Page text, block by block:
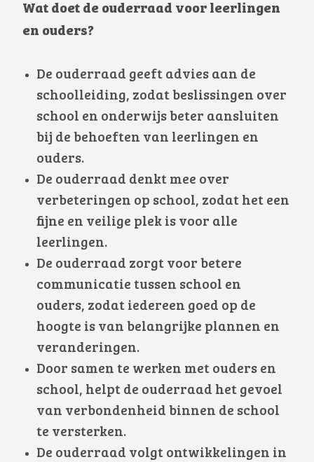
Wat doet de ouderraad voor leerlingen
en ouders?
De ouderraad geeft advies aan de
schoolleiding, zodat beslissingen over
school en onderwijs beter aansluiten
bij de behoeften van leerlingen en
ouders.
De ouderraad denkt mee over
verbeteringen op school, zodat het een
fijne en veilige plek is voor alle
leerlingen.
De ouderraad zorgt voor betere
communicatie tussen school en
ouders, zodat iedereen goed op de
hoogte is van belangrijke plannen en
veranderingen.
Door samen te werken met ouders en
school, helpt de ouderraad het gevoel
van verbondenheid binnen de school
te versterken.
De ouderraad volgt ontwikkelingen in